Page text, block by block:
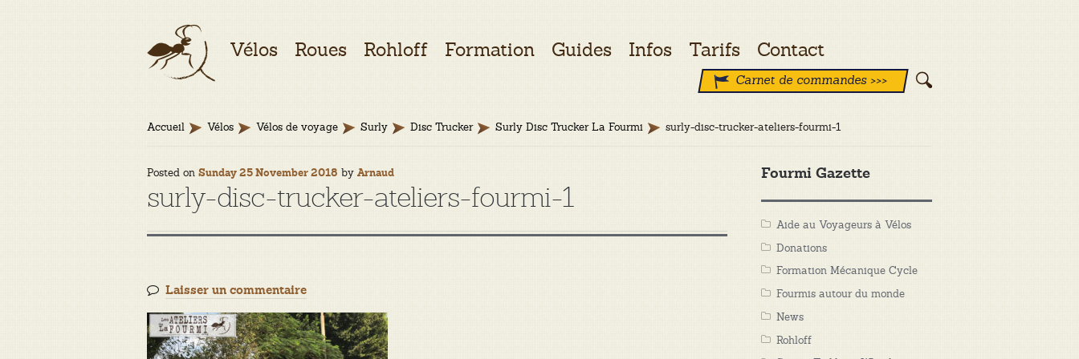
Aller
Aller
au
Vélos Roues Rohloff Formation Guides Infos Tarifs Contact
Carnet de commandes >>>
Accueil Vélos Vélos de voyage Surly Disc Trucker Surly Disc Trucker La Fourmi surly-disc-trucker-ateliers-fourmi-1
Posted onSunday 25 November 2018 byArnaud
surly-disc-trucker-ateliers-fourmi-1
Laisser un commentaire
Fourmi Gazette
Aide au Voyageurs à Vélos
Donations
Formation Mécanique Cycle
Fourmis autour du monde
News
Rohloff